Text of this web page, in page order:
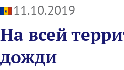
11.10.2019
На всей
дожди